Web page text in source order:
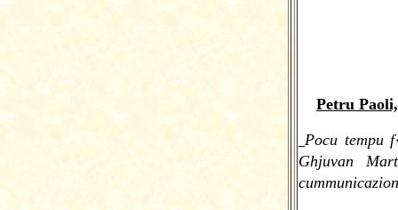
Petru
Pocu
Ghjuvan